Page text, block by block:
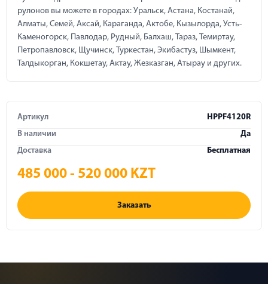
рулонов вы можете в городах: Уральск, Астана, Костанай,
Алматы, Семей, Аксай, Караганда, Актобе, Кызылорда, Усть-
Каменогорск, Павлодар, Рудный, Балхаш, Тараз, Темиртау,
Петропавловск, Щучинск, Туркестан, Экибастуз, Шымкент,
Талдыкорган, Кокшетау, Актау, Жезказган, Атырау и других.
Артикул
HPPF4120R
В наличии
Да
Доставка
Бесплатная
485 000 - 520 000 KZT
Заказать